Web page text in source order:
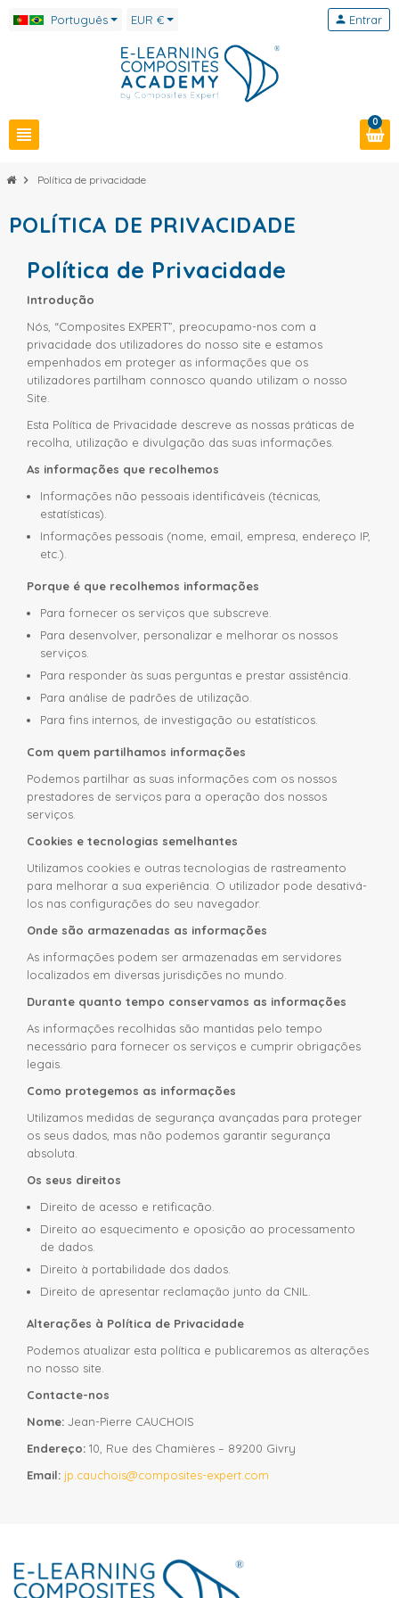
Português EUR €
view_headline
person Entrar
0
chevron_right Política de privacidade
POLÍTICA DE PRIVACIDADE
Política de Privacidade
Introdução
Nós, “Composites EXPERT”, preocupamo-nos com a
privacidade dos utilizadores do nosso site e estamos
empenhados em proteger as informações que os
utilizadores partilham connosco quando utilizam o nosso
Site.
Esta Política de Privacidade descreve as nossas práticas de
recolha, utilização e divulgação das suas informações.
As informações que recolhemos
Informações não pessoais identificáveis (técnicas,
estatísticas).
Informações pessoais (nome, email, empresa, endereço IP,
etc.).
Porque é que recolhemos informações
Para fornecer os serviços que subscreve.
Para desenvolver, personalizar e melhorar os nossos
serviços.
Para responder às suas perguntas e prestar assistência.
Para análise de padrões de utilização.
Para fins internos, de investigação ou estatísticos.
Com quem partilhamos informações
Podemos partilhar as suas informações com os nossos
prestadores de serviços para a operação dos nossos
serviços.
Cookies e tecnologias semelhantes
Utilizamos cookies e outras tecnologias de rastreamento
para melhorar a sua experiência. O utilizador pode desativá-
los nas configurações do seu navegador.
Onde são armazenadas as informações
As informações podem ser armazenadas em servidores
localizados em diversas jurisdições no mundo.
Durante quanto tempo conservamos as informações
As informações recolhidas são mantidas pelo tempo
necessário para fornecer os serviços e cumprir obrigações
legais.
Como protegemos as informações
Utilizamos medidas de segurança avançadas para proteger
os seus dados, mas não podemos garantir segurança
absoluta.
Os seus direitos
Direito de acesso e retificação.
Direito ao esquecimento e oposição ao processamento
de dados.
Direito à portabilidade dos dados.
Direito de apresentar reclamação junto da CNIL.
Alterações à Política de Privacidade
Podemos atualizar esta política e publicaremos as alterações
no nosso site.
Contacte-nos
Nome: Jean-Pierre CAUCHOIS
Endereço: 10, Rue des Chamières – 89200 Givry
Email: jp.cauchois@composites-expert.com